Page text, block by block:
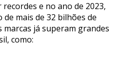
e no ano de 2023,
mais de 32 bilhões de
marcas já superam grandes
como: